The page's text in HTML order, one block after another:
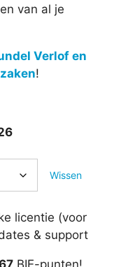
van al je
Verlof en
!
Wissen
licentie (voor
& support